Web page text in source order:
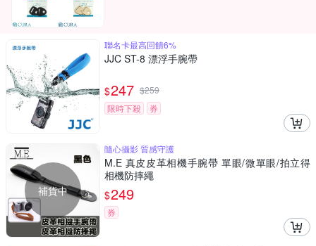
聯名卡最高回饋6%
JJC ST-8 漂浮手腕帶
$247 $259
限時下殺
券
補貨中
隨心攝影 質感守護
M.E 真皮皮革相機手腕帶 單眼/微單眼/拍立得
相機防摔繩
$249
券